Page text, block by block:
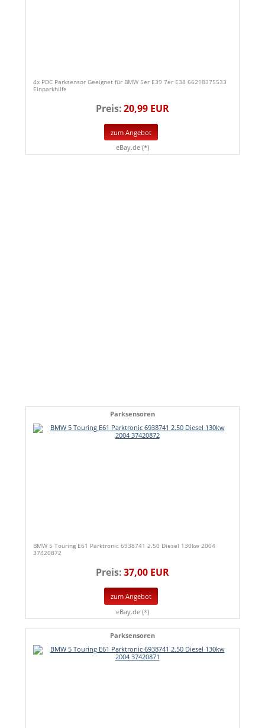
4x PDC Parksensor Geeignet für BMW 5er E39 7er E38 66218375533
Einparkhilfe
Preis:20,99 EUR
zum Angebot
eBay.de (*)
Parksensoren
BMW 5 Touring E61 Parktronic 6938741 2.50 Diesel 130kw 2004
37420872
Preis:37,00 EUR
zum Angebot
eBay.de (*)
Parksensoren